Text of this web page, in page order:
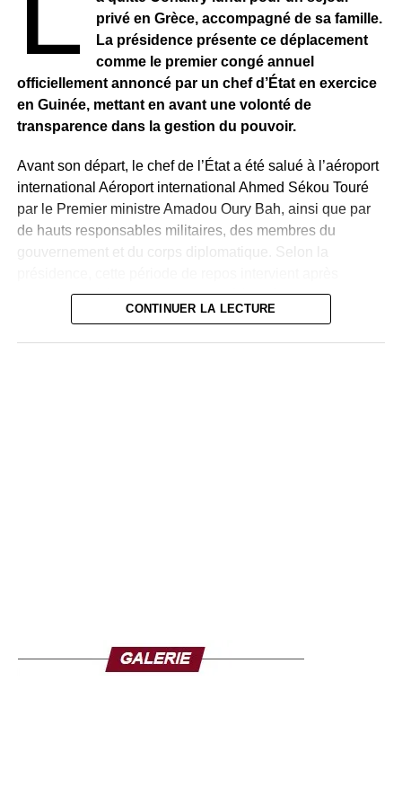
privé en Grèce, accompagné de sa famille.
La présidence présente ce déplacement
comme le premier congé annuel
officiellement annoncé par un chef d’État en exercice
en Guinée, mettant en avant une volonté de
transparence dans la gestion du pouvoir.
Avant son départ, le chef de l’État a été salué à l’aéroport
international Aéroport international Ahmed Sékou Touré
par le Premier ministre Amadou Oury Bah, ainsi que par
de hauts responsables militaires, des membres du
gouvernement et du corps diplomatique. Selon la
plusieurs années d’intense activité à la tête du pays et
précède la poursuite des réformes engagées.
l’armée joue un rôle central dans la vie politique
guinéenne depuis le coup d’État de septembre 2021 en
CONTINUER LA LECTURE